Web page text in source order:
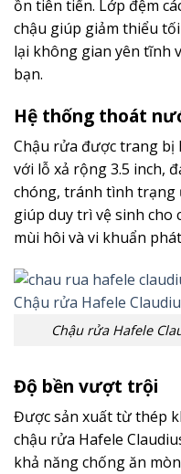
ồn tiên tiến. Lớp đệm
chậu giúp giảm thiểu
lại không gian yên tĩnh
bạn.
Hệ thống thoát
Chậu rửa được trang
với lỗ xả rộng 3.5 inch,
chóng, tránh tình trạng
giúp duy trì vệ sinh cho
mùi hôi và vi khuẩn
Chậu rửa Hafele
Độ bền vượt trội
Được sản xuất từ thép
chậu rửa Hafele
khả năng chống ăn